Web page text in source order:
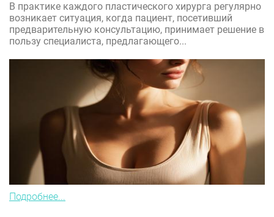
В практике каждого пластического хирурга регулярно
возникает ситуация, когда пациент, посетивший
предварительную консультацию, принимает решение в
пользу специалиста, предлагающего...
Подробнее...